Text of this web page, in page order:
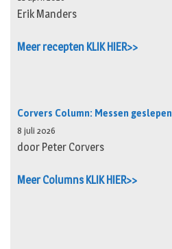
Erik Manders
Meer recepten KLIK HIER>>
Corvers Column: Messen geslepen
8 juli 2026
door Peter Corvers
Meer Columns KLIK HIER>>